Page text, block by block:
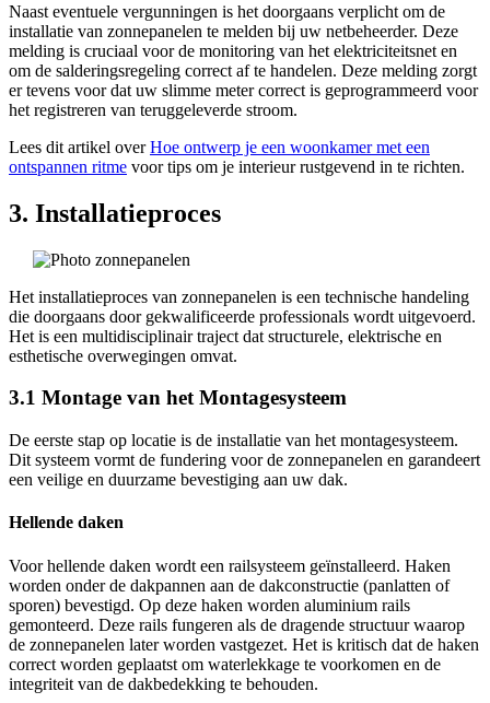
Naast eventuele vergunningen is het doorgaans verplicht om de
installatie van zonnepanelen te melden bij uw netbeheerder. Deze
melding is cruciaal voor de monitoring van het elektriciteitsnet en
om de salderingsregeling correct af te handelen. Deze melding zorgt
er tevens voor dat uw slimme meter correct is geprogrammeerd voor
het registreren van teruggeleverde stroom.
Lees dit artikel overHoe ontwerp je een woonkamer met een
ontspannen ritme voor tips om je interieur rustgevend in te richten.
3. Installatieproces
Het installatieproces van zonnepanelen is een technische handeling
die doorgaans door gekwalificeerde professionals wordt uitgevoerd.
Het is een multidisciplinair traject dat structurele, elektrische en
esthetische overwegingen omvat.
3.1 Montage van het Montagesysteem
De eerste stap op locatie is de installatie van het montagesysteem.
Dit systeem vormt de fundering voor de zonnepanelen en garandeert
een veilige en duurzame bevestiging aan uw dak.
Hellende daken
Voor hellende daken wordt een railsysteem geïnstalleerd. Haken
worden onder de dakpannen aan de dakconstructie (panlatten of
sporen) bevestigd. Op deze haken worden aluminium rails
gemonteerd. Deze rails fungeren als de dragende structuur waarop
de zonnepanelen later worden vastgezet. Het is kritisch dat de haken
correct worden geplaatst om waterlekkage te voorkomen en de
integriteit van de dakbedekking te behouden.